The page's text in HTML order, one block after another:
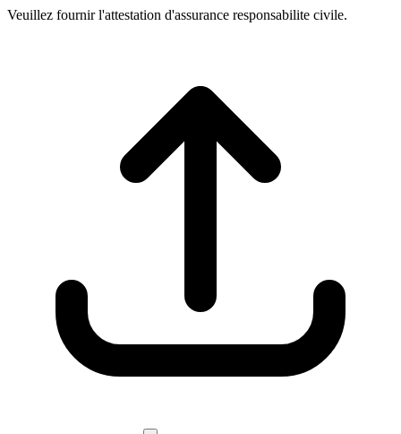
Veuillez fournir l'attestation d'assurance responsabilite civile.